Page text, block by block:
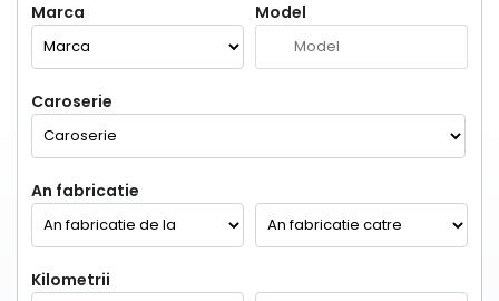
Marca Model
Caroserie
An fabricatie
Kilometrii